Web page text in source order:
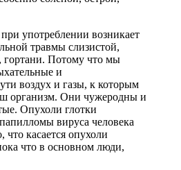
употреблении возникает
травмы слизистой,
гортани. Потому что мы
и
воздух и газы, к которым
организм. Они чужеродны и
Опухоли глотки
вируса человека
что касается опухоли
что в основном люди,